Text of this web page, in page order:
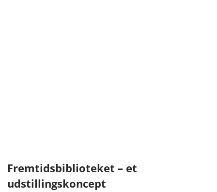
Fremtidsbiblioteket – et
udstillingskoncept